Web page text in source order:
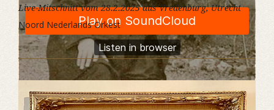
Live-Mitschnitt vom 28.2.2025 aus Vredenburg, Utrecht
Noord Nederlands Orkest